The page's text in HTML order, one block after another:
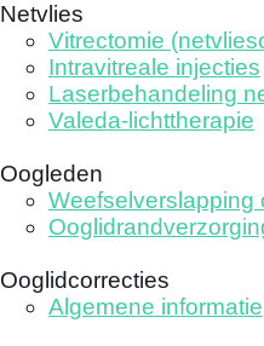
Netvlies
Vitrectomie
Intravitreale injecties
Laserbehandeling
Valeda-lichttherapie
Oogleden
Weefselverslapping
Ooglidcorrecties
Algemene informatie